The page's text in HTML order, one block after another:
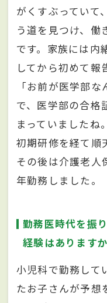
がくすぶっていて
う道を見つけ、働
です。家族には内
してから初めて報
「お前が医学部な
で、医学部の合格
まっていましたね
初期研修を経て順
その後は介護老人
年勤務しました。
勤務医時代を振
経験はありますか
小児科で勤務して
たお子さんが予想